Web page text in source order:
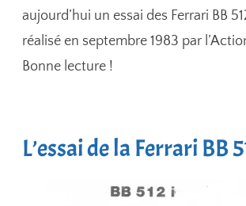
aujourd’hui un essai des Ferrari BB
réalisé en septembre 1983 par
Bonne lecture !
L’essai de la Ferrari BB